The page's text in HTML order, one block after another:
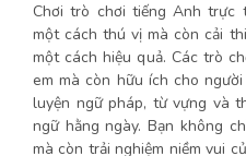
Chơi trò chơi tiếng Anh trực
một cách thú vị mà còn cải
một cách hiệu quả. Các trò
em mà còn hữu ích cho
luyện ngữ pháp, từ vựng và
ngữ hằng ngày. Bạn không
mà còn trải nghiệm niềm vui